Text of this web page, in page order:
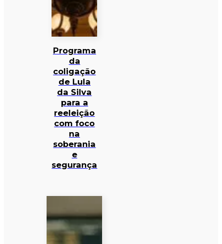
Programa
da
coligação
de Lula
da Silva
para a
reeleição
com foco
na
soberania
e
segurança